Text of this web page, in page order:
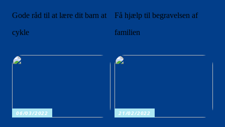
Gode råd til at lære dit barn at
cykle
Få hjælp til begravelsen af
familien
06/03/2022 21/02/2022